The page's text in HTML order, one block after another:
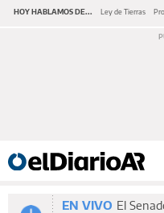
HOY HABLAMOS DE... Ley de Tierras
EN VIVO El